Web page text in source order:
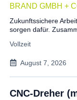
BRAND GMBH +
Vollzeit
Zukunftssichere
sorgen dafür.
August 7, 2026
CNC-Dreher